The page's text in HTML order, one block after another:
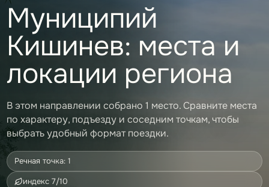
Муниципий
Кишинев: места и
локации региона
В этом направлении собрано 1 место. Сравните места
по характеру, подъезду и соседним точкам, чтобы
выбрать удобный формат поездки.
Речная точка: 1
индекс 7/10